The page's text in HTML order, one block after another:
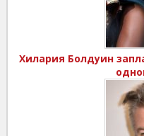
Хилария Болдуин